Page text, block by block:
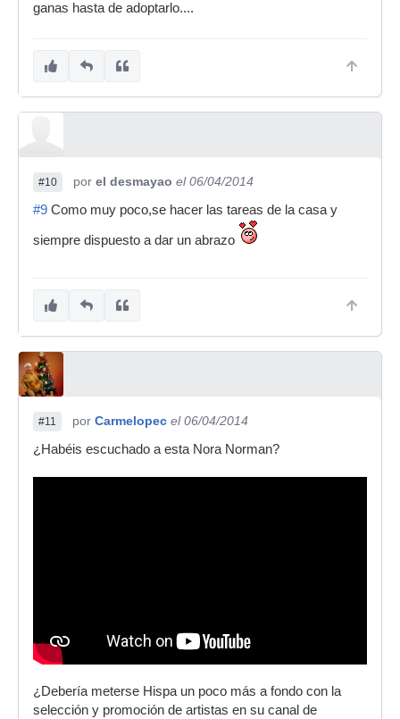
ganas hasta de adoptarlo....
#10 por el desmayao el 06/04/2014
#9 Como muy poco,se hacer las tareas de la casa y
siempre dispuesto a dar un abrazo
#11 por Carmelopec el 06/04/2014
¿Habéis escuchado a esta Nora Norman?
¿Debería meterse Hispa un poco más a fondo con la
selección y promoción de artistas en su canal de